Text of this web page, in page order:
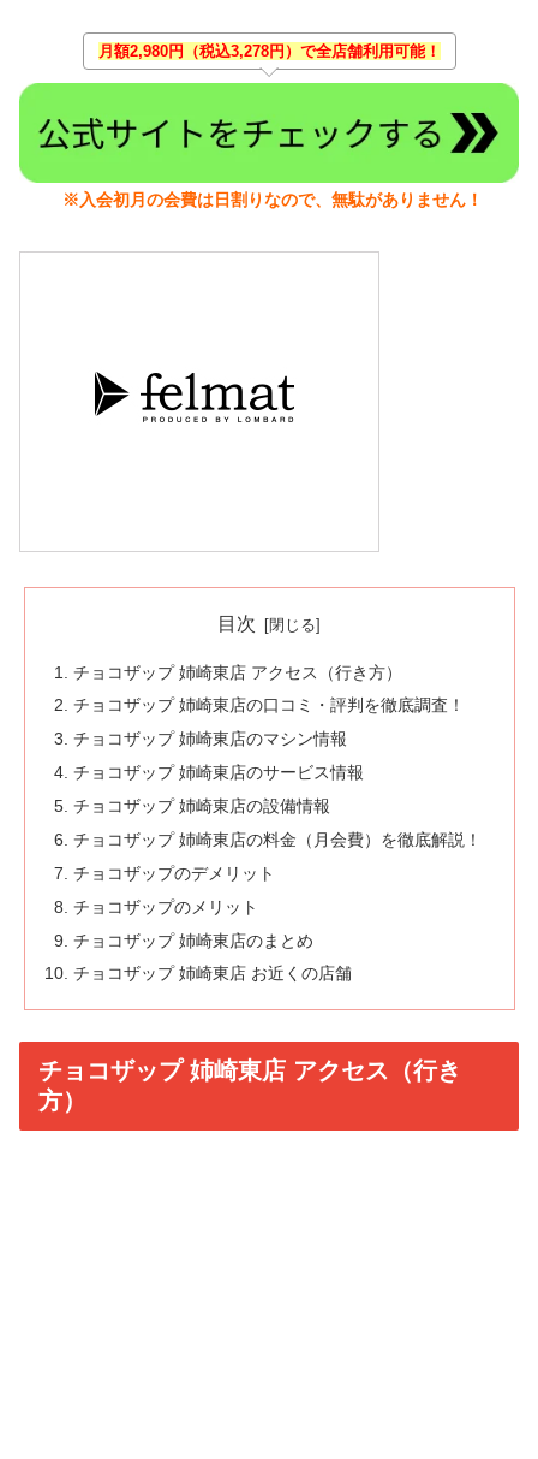
月額2,980円（税込3,278円）で全店舗利用可能！
※入会初月の会費は日割りなので、無駄がありません！
目次
チョコザップ 姉崎東店 アクセス（行き方）
チョコザップ 姉崎東店の口コミ・評判を徹底調査！
チョコザップ 姉崎東店のマシン情報
チョコザップ 姉崎東店のサービス情報
チョコザップ 姉崎東店の設備情報
チョコザップ 姉崎東店の料金（月会費）を徹底解説！
チョコザップのデメリット
チョコザップのメリット
チョコザップ 姉崎東店のまとめ
チョコザップ 姉崎東店 お近くの店舗
チョコザップ 姉崎東店 アクセス（行き
方）